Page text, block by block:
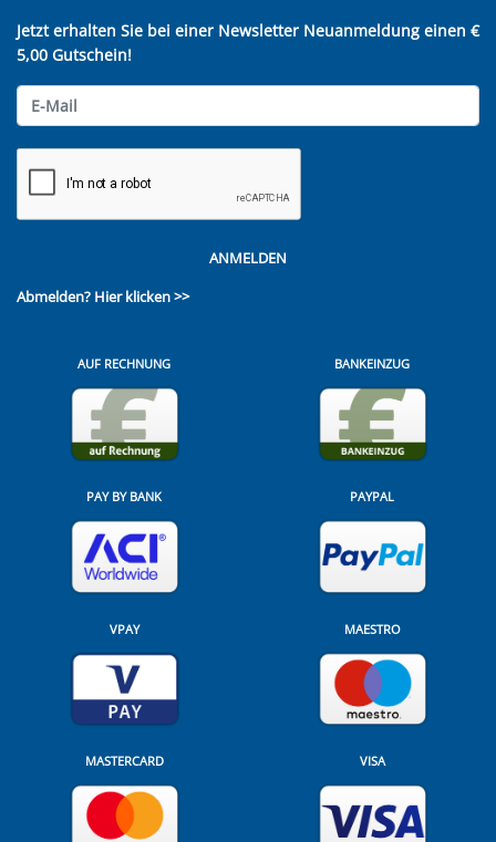
Jetzt erhalten Sie bei einer Newsletter Neuanmeldung einen €
5,00 Gutschein!
ANMELDEN
Abmelden? Hier klicken >>
AUF RECHNUNG BANKEINZUG
PAY BY BANK PAYPAL
VPAY MAESTRO
MASTERCARD VISA